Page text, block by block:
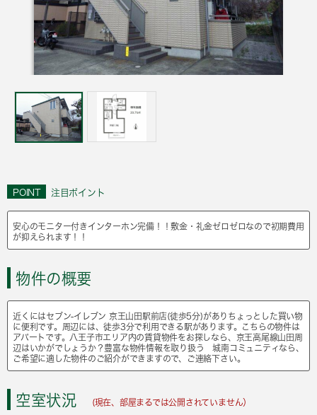
POINT 注目ポイント
安心のモニター付きインターホン完備！！敷金・礼金ゼロゼロなので初期費用
が抑えられます！！
物件の概要
近くにはセブン‐イレブン 京王山田駅前店(徒歩5分)がありちょっとした買い物
に便利です。周辺には、徒歩3分で利用できる駅があります。こちらの物件は
アパートです。八王子市エリア内の賃貸物件をお探しなら、京王高尾線山田周
辺はいかがでしょうか？豊富な物件情報を取り扱う 城南コミュニティなら、
ご希望に適した物件のご紹介ができますので、ご連絡下さい。
空室状況 (現在、部屋まるでは公開されていません）